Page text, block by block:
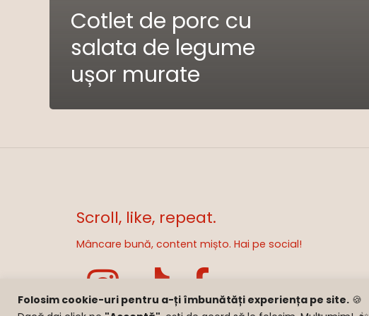
Folosim cookie-uri pentru a-ți îmbunătăți experiența pe site. 🍪
Cotlet de porc cu
salata de legume
ușor murate
Scroll, like, repeat.
Mâncare bună, content mișto. Hai pe social!